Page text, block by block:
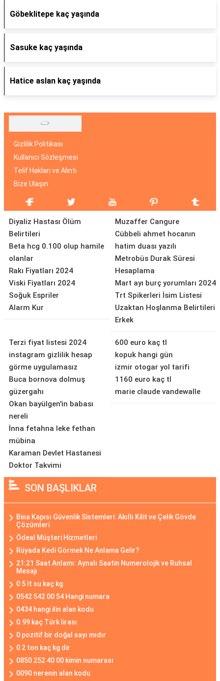
Göbeklitepe kaç yaşında
Sasuke kaç yaşında
Hatice aslan kaç yaşında
Gizlilik Politikası
Kullanıcı Sözleşmesi
Telif Hakları ve Alıntı
Bize Ulaşın
Diyaliz Hastası Ölüm
Belirtileri
Beta hcg 0.100 olup hamile
olanlar
Rakı Fiyatları 2024
Viski Fiyatları 2024
Soğuk Espriler
Alarm Kur
Muzaffer Cangure
Cübbeli ahmet hocanın
hatim duası yazılı
Metrobüs Durak Süresi
Hesaplama
Mart ayı burç yorumları 2024
Trt Spikerleri İsim Listesi
Uzaktan Hoşlanma Belirtileri
Erkek
Terzi fiyat listesi 2024
instagram gizlilik hesap
görme uygulamasız
Buca bornova dolmuş
güzergahı
Okan bayülgen'in babası
nereli
İnna fetahna leke fethan
mübina
Karaman Devlet Hastanesi
Doktor Takvimi
600 euro kaç tl
kopuk hangi gün
izmir otogar yol tarifi
1160 euro kaç tl
marie claude vandewalle
SON BAŞLIKLAR
Bina Kapısı Güvenlik Sistemleri: Akıllı Kilit ve Çelik Gövde
Çözümleri
Ödeal Müşteri Hizmetleri
Rüyada Kedi Görmek Ne Anlama Gelir?
21:21 Saat Anlamı: Aynalı Saatin Numerolojik ve Ruhsal
Mesajı
0 5 lt su kaç kg
0542 542 00 54 Hangi numara
0434 hangi ilin alan kodu
0.99 kaç Türk lirası
0 pozitif bir doğal sayı mıdır
0 2 ton kaç kg dir
0850 252 40 00 kimin numarası
0090 nerenin alan kodu